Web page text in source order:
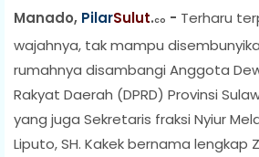
Manado, PilarSulut.co - Terharu
wajahnya, tak mampu
rumahnya disambangi Anggota
Rakyat Daerah (DPRD) Provinsi
yang juga Sekretaris fraksi Nyiur
Liputo, SH. Kakek bernama lengkap